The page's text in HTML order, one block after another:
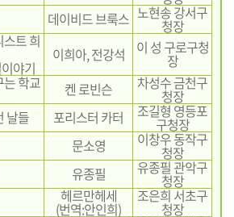
데이비드 브룩스 노현송 강서구
청장
트 희
야기
이희아, 전강석 이 성 구로구청
장
학교 켄 로빈슨 차성수 금천구
청장
날들 포리스터 카터 조길형 영등포
구청장
문소영 이창우 동작구
청장
유종필 유종필 관악구
청장
헤르만헤세
(번역:안인희)
조은희 서초구
청장